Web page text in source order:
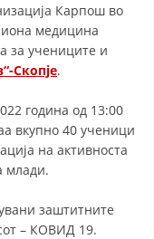
Карпош во
медицина
за учениците и
Скопје.
година од 13:00
вкупно 40 ученици
на активноста
млади.
заштитните
– КОВИД 19.